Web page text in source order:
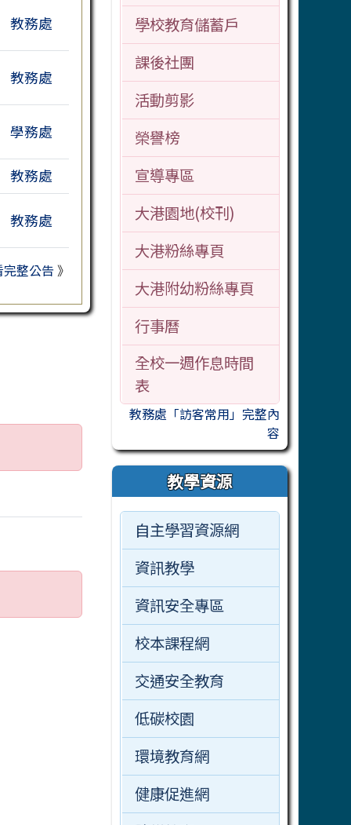
教務處
教務處
學務處
教務處
教務處
整公告 》
學校教育儲蓄戶
課後社團
活動剪影
榮譽榜
宣導專區
大港園地(校刊)
大港粉絲專頁
大港附幼粉絲專頁
行事曆
全校一週作息時間
表
教務處「訪客常用」完整內
容
教學資源
自主學習資源網
資訊教學
資訊安全專區
校本課程網
交通安全教育
低碳校園
環境教育網
健康促進網